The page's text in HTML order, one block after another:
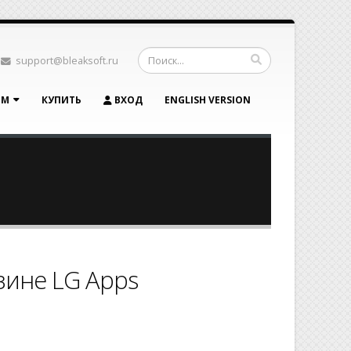
support@bleaksoft.ru
КУПИТЬ ВХОД ENGLISH VERSION
LG Apps